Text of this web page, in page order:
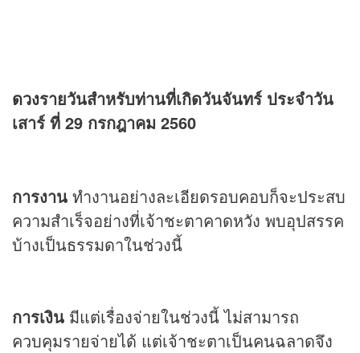
ดวงรายวันสำหรับท่านที่เกิดวันจันทร์ ประจำวัน
เสาร์ ที่ 29 กรกฎาคม 2560
การงาน ทำงานอย่างละเอียดรอบคอบก็จะประสบ
ความสำเร็จอย่างที่เจ้าชะตาคาดหวัง พบอุปสรรค
บ้างเป็นธรรมดาในช่วงนี้
การเงิน มีแต่เรื่องจ่ายในช่วงนี้ ไม่สามารถ
ควบคุมรายจ่ายได้ แต่เจ้าชะตาเป็นคนฉลาดจึง